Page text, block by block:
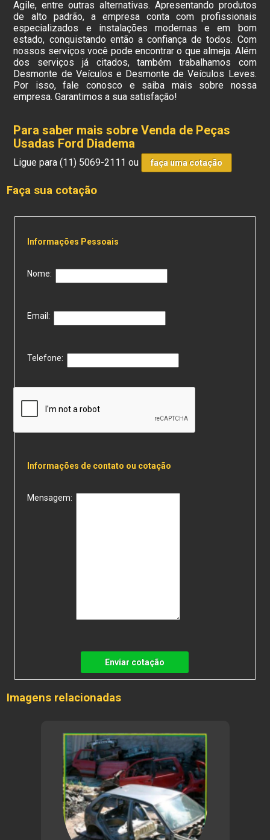
Agile, entre outras alternativas. Apresentando produtos
de alto padrão, a empresa conta com profissionais
especializados e instalações modernas e em bom
estado, conquistando então a confiança de todos. Com
nossos serviços você pode encontrar o que almeja. Além
dos serviços já citados, também trabalhamos com
Desmonte de Veículos e Desmonte de Veículos Leves.
Por isso, fale conosco e saiba mais sobre nossa
empresa. Garantimos a sua satisfação!
Para saber mais sobre Venda de Peças
Usadas Ford Diadema
Ligue para(11) 5069-2111 ou faça uma cotação
Faça sua cotação
Informações Pessoais
Nome:
Email:
Telefone:
Informações de contato ou cotação
Mensagem:
Enviar cotação
Imagens relacionadas